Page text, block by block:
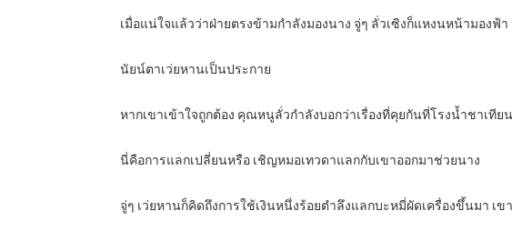
เมื่อแน่ใจแล้วว่าฝ่ายตรงข้ามกำลังมองนาง จู่ๆ ลั่วเซิงก็แหงนหน้ามองฟ้
นัยน์ตาเว่ยหานเป็นประกาย
หากเขาเข้าใจถูกต้อง คุณหนูลั่วกำลังบอกว่าเรื่องที่คุยกันที่โรงน้ำชาเทีย
นี่คือการแลกเปลี่ยนหรือ เชิญหมอเทวดาแลกกับเขาออกมาช่วยนาง
จู่ๆ เว่ยหานก็คิดถึงการใช้เงินหนึ่งร้อยตำลึงแลกบะหมี่ผัดเครื่องขึ้นมา